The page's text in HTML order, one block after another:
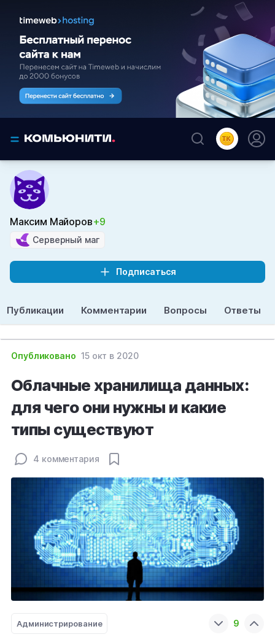
Максим Майоров+9
Серверный маг
Подписаться
Публикации Комментарии Вопросы Ответы
Опубликовано 15 окт в 2020
Облачные хранилища данных:
для чего они нужны и какие
типы существуют
4 комментария
Администрирование 9